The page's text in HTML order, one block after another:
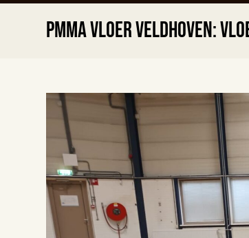
PMMA vloer Veldhoven: